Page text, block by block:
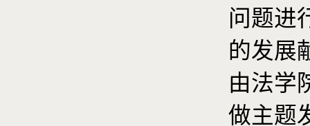
问题进
的发展
由法学
做主题